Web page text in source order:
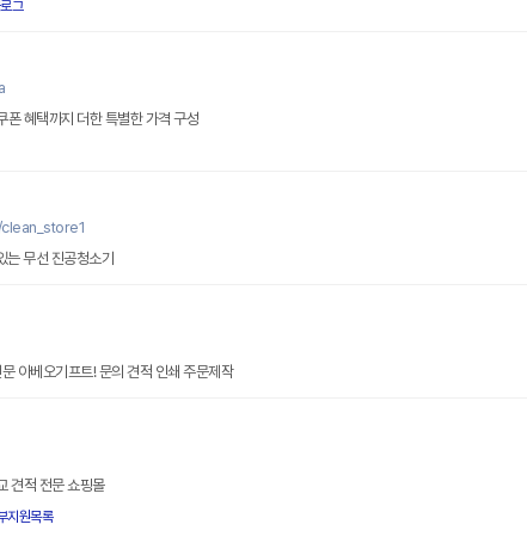
그
폰 혜택까지 더한 특별한 가격 구성
는 무선 진공청소기
아베오기프트! 문의 견적 인쇄 주문제작
견적 전문 쇼핑몰
지원목록